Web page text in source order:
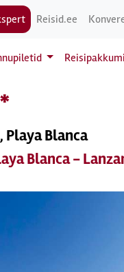
Reisid.ee
Playa Blanca
Blanca -